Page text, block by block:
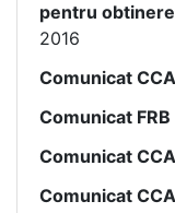
pentru
2016
Comunicat CCA
Comunicat FRB
Comunicat CCA
Comunicat CCA